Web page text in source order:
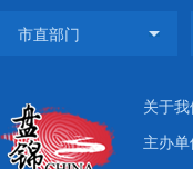
关于我
主办